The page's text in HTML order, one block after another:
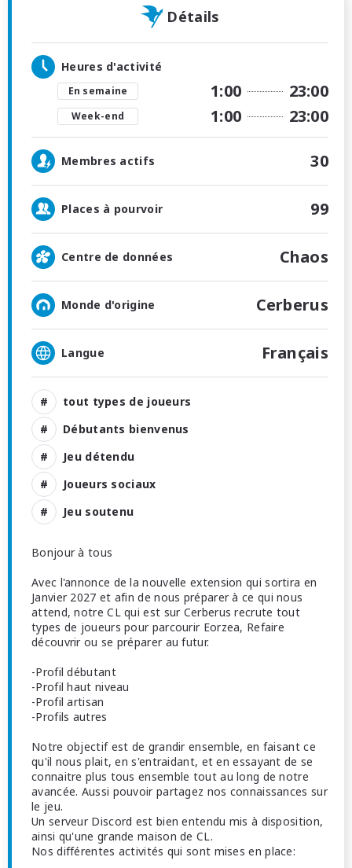
Détails
Heures d'activité
En semaine 1:00 23:00
Week-end 1:00 23:00
Membres actifs 30
Places à pourvoir 99
Centre de données Chaos
Monde d'origine Cerberus
Langue Français
tout types de joueurs
Débutants bienvenus
Jeu détendu
Joueurs sociaux
Jeu soutenu
Bonjour à tous
Avec l'annonce de la nouvelle extension qui sortira en
Janvier 2027 et afin de nous préparer à ce qui nous
attend, notre CL qui est sur Cerberus recrute tout
types de joueurs pour parcourir Eorzea, Refaire
découvrir ou se préparer au futur.
-Profil débutant
-Profil haut niveau
-Profil artisan
-Profils autres
Notre objectif est de grandir ensemble, en faisant ce
qu'il nous plait, en s'entraidant, et en essayant de se
connaitre plus tous ensemble tout au long de notre
avancée. Aussi pouvoir partagez nos connaissances sur
le jeu.
Un serveur Discord est bien entendu mis à disposition,
ainsi qu'une grande maison de CL.
Nos différentes activités qui sont mises en place: